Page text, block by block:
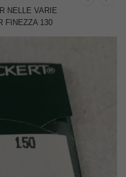
NELLE VARIE
FINEZZA 130